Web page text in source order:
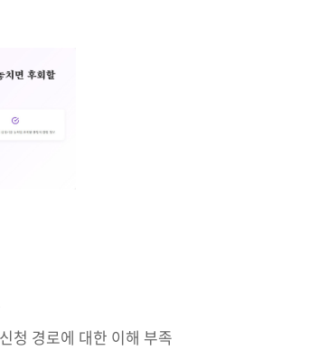
청 경로에 대한 이해 부족